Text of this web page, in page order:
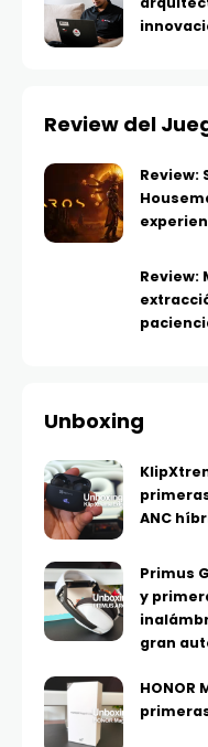
Review del
Review:
Review:
Unboxing
ANC
Primus
y
gran
HONOR